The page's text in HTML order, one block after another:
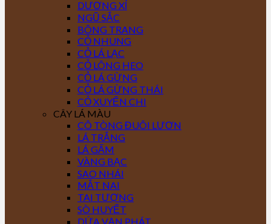
DƯƠNG XỈ
NGŨ SẮC
BÔNG TRANG
CỎ NHUNG
CỎ LÁ LẠC
CỎ LÔNG HEO
CỎ LÁ GỪNG
CỎ LÁ GỪNG THÁI
CỎ XUYẾN CHI
CÂY LÁ MÀU
CÔ TÒNG ĐUÔI LƯƠN
LÁ TRẮNG
LÁ GẤM
VÀNG BẠC
SAO NHÁI
MẮT NAI
TAI TƯỢNG
SÒ HUYẾT
DỨA VẠN PHÁT